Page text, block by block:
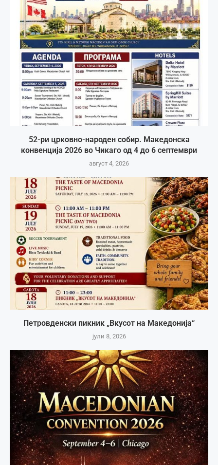
52-ри црковно-народен собир. Македонска
конвенција 2026 во Чикаго од 4 до 6 септември
август 4, 2026
Петровденски пикник „Вкусот на Македонија“
јули 8, 2026